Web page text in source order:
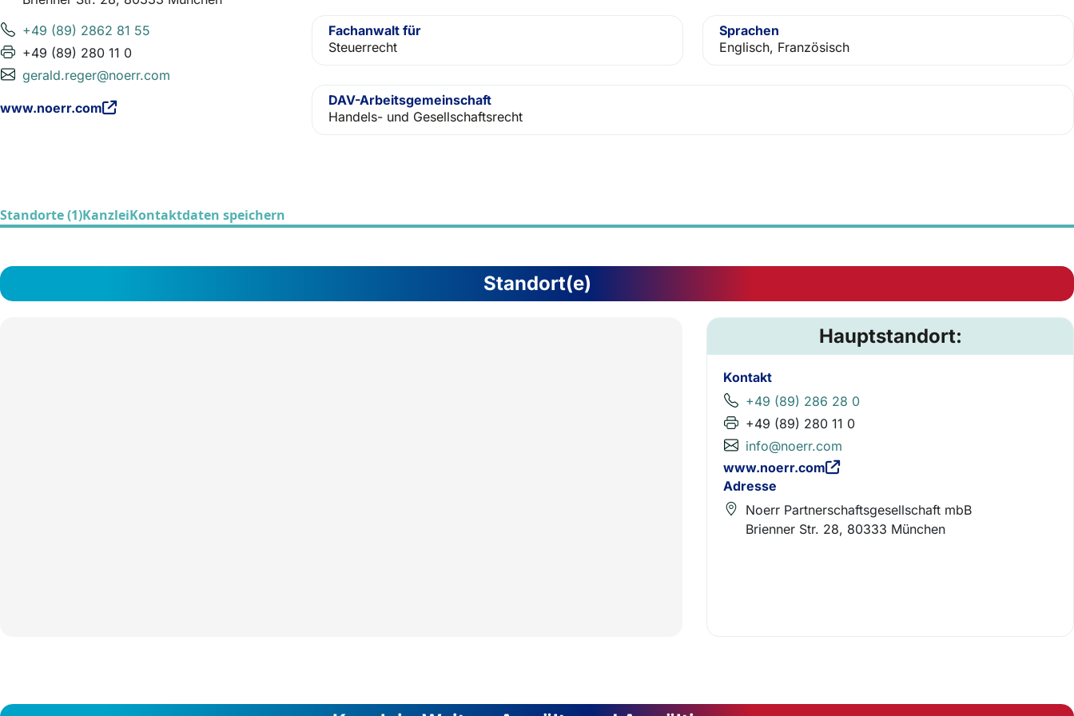
+49 (89) 2862 81 55
+49 (89) 280 11 0
gerald.reger@noerr.com
www.noerr.com
Fachanwalt für
Steuerrecht
Sprachen
Englisch, Französisch
DAV-Arbeitsgemeinschaft
Handels- und Gesellschaftsrecht
Standorte (1)KanzleiKontaktdaten speichern
Standort(e)
Hauptstandort:
Kontakt
+49 (89) 286 28 0
+49 (89) 280 11 0
info@noerr.com
www.noerr.com
Adresse
Noerr Partnerschaftsgesellschaft mbB
Brienner Str. 28, 80333 München